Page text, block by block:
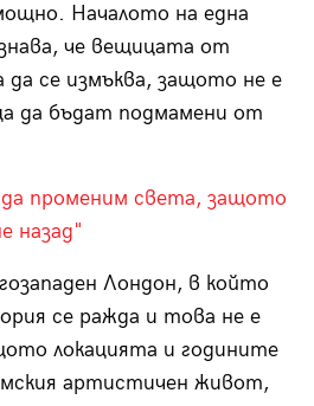
Началото на една
че вещицата от
да се измъква, защото не е
да бъдат подмамени от
променим света, защото
назад"
Лондон, в който
се ражда и това не е
локацията и годините
артистичен живот,